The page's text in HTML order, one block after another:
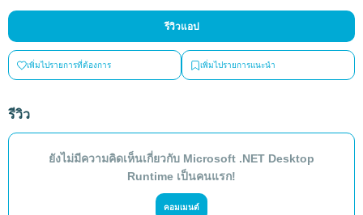
รีวิวแอป
เพิ่มไปรายการที่ต้องการ เพิ่มไปรายการแนะนำ
รีวิว
ยังไม่มีความคิดเห็นเกี่ยวกับ Microsoft .NET Desktop
Runtime เป็นคนแรก!
คอมเมนต์